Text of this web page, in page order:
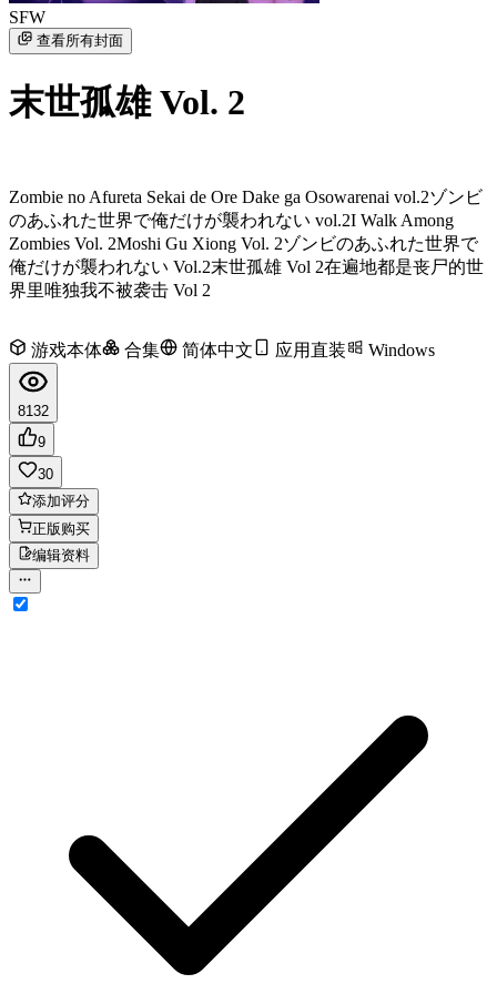
SFW
查看所有封面
末世孤雄 Vol. 2
Zombie no Afureta Sekai de Ore Dake ga Osowarenai vol.2ゾンビ
のあふれた世界で俺だけが襲われない vol.2I Walk Among
Zombies Vol. 2Moshi Gu Xiong Vol. 2ゾンビのあふれた世界で
俺だけが襲われない Vol.2末世孤雄 Vol 2在遍地都是丧尸的世
界里唯独我不被袭击 Vol 2
游戏本体 合集 简体中文 应用直装 Windows
8132
9
30
添加评分
正版购买
编辑资料